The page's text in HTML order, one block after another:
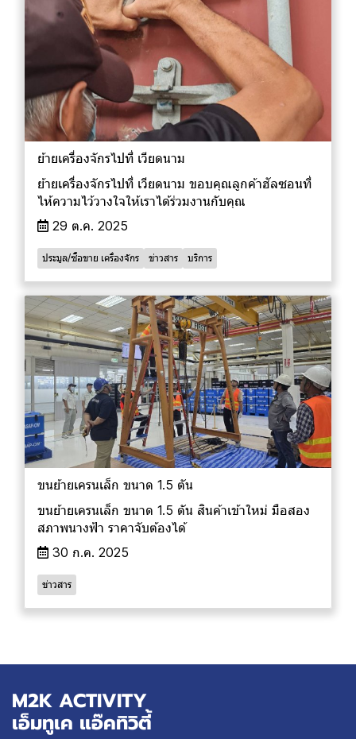
ย้ายเครื่องจักรไปที่ เวียดนาม
ย้ายเครื่องจักรไปที่ เวียดนาม ขอบคุณลูกค้าฮัลซอนที่
ไห้ความไว้วางใจให้เราได้ร่วมงานกับคุณ
29 ต.ค. 2025
ประมูล/ซื้อขาย เครื่องจักร ข่าวสาร บริการ
ขนย้ายเครนเล็ก ขนาด 1.5 ตัน
ขนย้ายเครนเล็ก ขนาด 1.5 ตัน สินค้าเข้าใหม่ มือสอง
สภาพนางฟ้า ราคาจับต้องได้
30 ก.ค. 2025
ข่าวสาร
M2K ACTIVITY
เอ็มทูเค แอ๊คทิวิตี้